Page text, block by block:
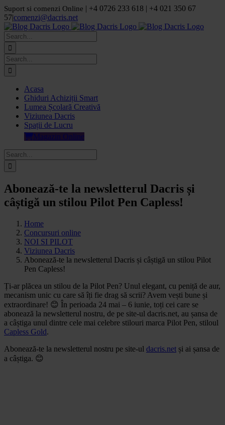
Skip
to
content
Suport si comenzi Online | +4 0726 233 618 | +4 021 350 67
57|comenzi@dacris.net
Facebook
LinkedIn
YouTube
Pinterest
Search
for:
Search
for:
Acasa
Ghiduri Achiziții Smart
Lumea Școlară Creativă
Viziunea Dacris
Spații de Lucru
Magazin Online
Search
for:
Abonează-te la newsletterul Dacris și
câștigă un stilou Pilot Pen Capless!
Home
Concursuri online
NOI SI PILOT
Viziunea Dacris
Abonează-te la newsletterul Dacris și câștigă un stilou Pilot
Pen Capless!
Ți-ar plăcea un stilou de la Pilot Pen? Unul elegant, cu peniță de aur,
mecanism unic cu care să îți fie drag să scrii? Avem vești bune și
extraordinare! 😊 În perioada 24 mai – 6 iunie, toți cei care se
abonează la newsletterul nostru, de pe site-ul dacris.net, au șansa de
a câștiga unul dintre cele mai celebre stilouri marca Pilot Pen, stiloul
Capless Gold.
Abonează-te la newsletterul nostru pe site-ul dacris.net și ai șansa de
a câștiga. 😊